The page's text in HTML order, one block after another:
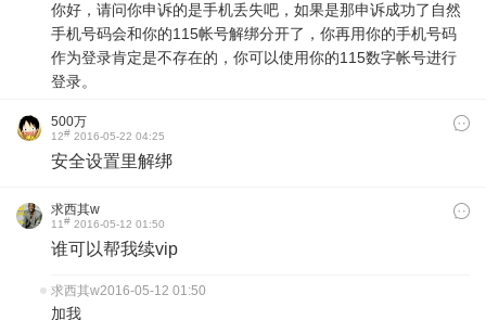
你好，请问你申诉的是手机丢失吧，如果是那申诉成功了自然
手机号码会和你的115帐号解绑分开了，你再用你的手机号码
作为登录肯定是不存在的，你可以使用你的115数字帐号进行
登录。
500万
12# 2016-05-22 04:25
安全设置里解绑
求西其w
11# 2016-05-12 01:50
谁可以帮我续vip
求西其w2016-05-12 01:50
加我